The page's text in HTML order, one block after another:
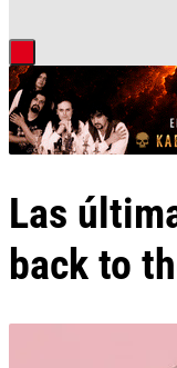
Las
back to